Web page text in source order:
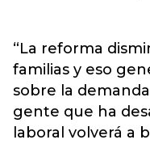
“La reforma
familias y eso
sobre la
gente que ha
laboral volverá a